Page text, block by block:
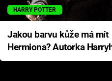
HARRY POTTER
Jakou barvu kůže má mít
Hermiona? Autorka
Pottera přišla s ráznou